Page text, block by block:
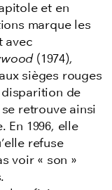
et en
marque les
avec
(1974),
sièges rouges
disparition de
retrouve ainsi
En 1996, elle
refuse
voir « son »